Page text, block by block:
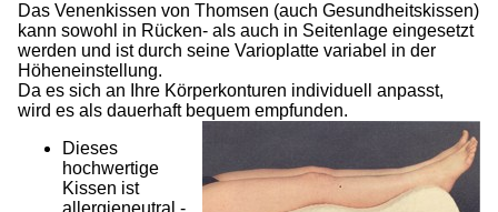
Das Venenkissen von Thomsen (auch Gesundheitskissen)
kann sowohl in Rücken- als auch in Seitenlage eingesetzt
werden und ist durch seine Varioplatte variabel in der
Höheneinstellung.
Da es sich an Ihre Körperkonturen individuell anpasst,
wird es als dauerhaft bequem empfunden.
Dieses
hochwertige
Kissen ist